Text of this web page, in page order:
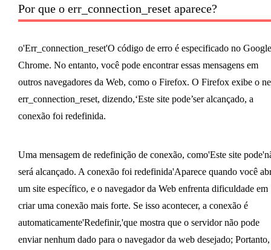
Por que o err_connection_reset aparece?
o'Err_connection_reset'O código de erro é especificado no Google
Chrome. No entanto, você pode encontrar essas mensagens em
outros navegadores da Web, como o Firefox. O Firefox exibe o
err_connection_reset, dizendo,‘Este site pode’ser alcançado, a
conexão foi redefinida.
Uma mensagem de redefinição de conexão, como'Este site
será alcançado. A conexão foi redefinida'Aparece quando você
um site específico, e o navegador da Web enfrenta dificuldade em
criar uma conexão mais forte. Se isso acontecer, a conexão é
automaticamente'Redefinir,'que mostra que o servidor não pode
enviar nenhum dado para o navegador da web desejado; Portanto,